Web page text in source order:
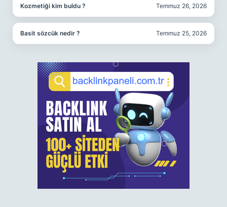
Kozmetiği kim buldu ? Temmuz 26, 2026
Basit sözcük nedir ? Temmuz 25, 2026